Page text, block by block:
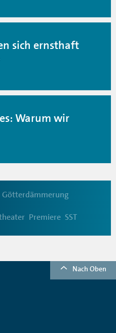
sich ernsthaft
Warum wir
Götterdämmerung
Premiere SST
Nach Oben